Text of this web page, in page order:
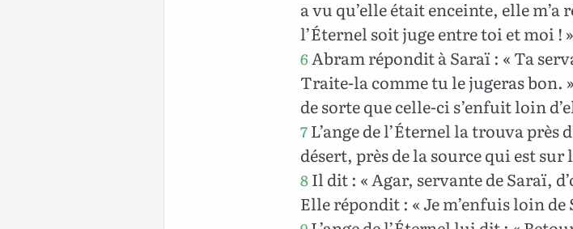
a vu qu’elle était enceinte, elle m’a
l’Éternel soit juge entre toi et moi ! »
6Abram répondit à Saraï : « Ta
Traite-la comme tu le jugeras bon.
de sorte que celle-ci s’enfuit loin
7L’ange de l’Éternel la trouva près
désert, près de la source qui est sur
8Il dit : « Agar, servante de Saraï,
Elle répondit : « Je m’enfuis loin de